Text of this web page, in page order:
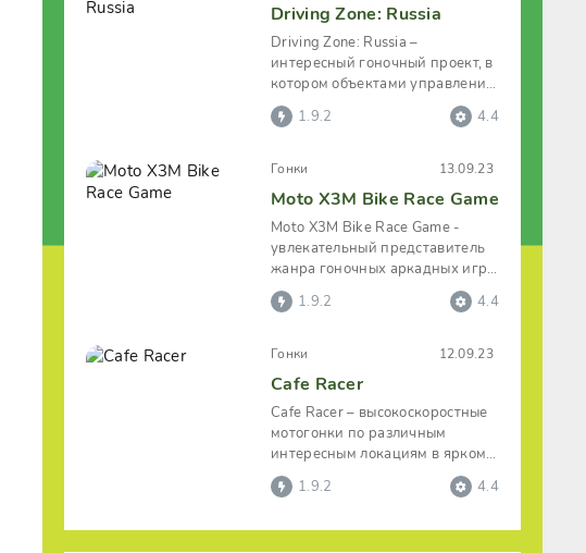
Driving Zone: Russia
Driving Zone: Russia –
интересный гоночный проект, в
котором объектами управления
станут исключительно
российские
1.9.2 4.4
Гонки 13.09.23
Moto X3M Bike Race Game
Moto X3M Bike Race Game -
увлекательный представитель
жанра гоночных аркадных игр.
В котором играющему
предстоит
1.9.2 4.4
Гонки 12.09.23
Cafe Racer
Cafe Racer – высокоскоростные
мотогонки по различным
интересным локациям в ярком
оригинальном оформлении. В
игре1.9.2 4.4